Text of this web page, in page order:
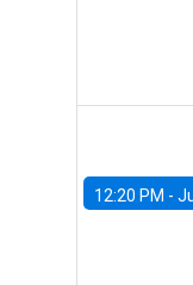
12:20 PM - Juan